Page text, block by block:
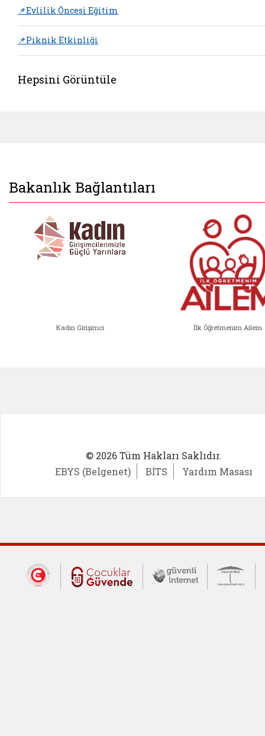
📌Evlilik Öncesi Eğitim
📌Piknik Etkinliği
Hepsini Görüntüle
Bakanlık Bağlantıları
Kadın Girişimci İlk Öğretmenim Ailem
© 2026 Tüm Hakları Saklıdır.
EBYS (Belgenet)
BİTS Yardım Masası
Dış Bağlantılar
Cumhurbaşkanlığı İletişim Merkezi
Çocuklar Güvende (yeni
Güvenli